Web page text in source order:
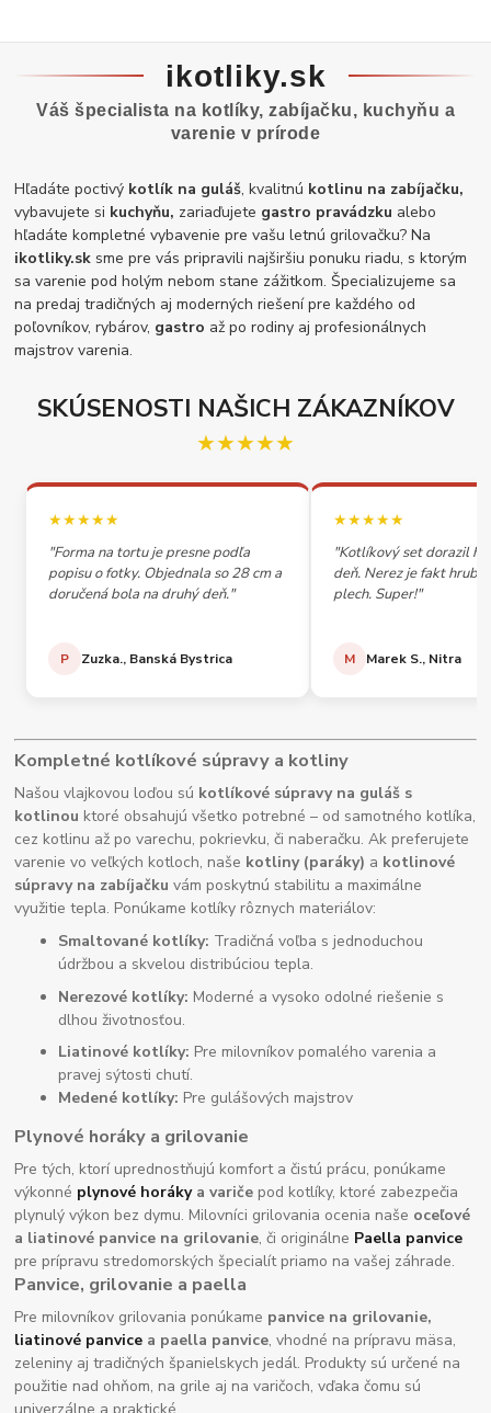
ikotliky.sk
Váš špecialista na kotlíky, zabíjačku, kuchyňu a
varenie v prírode
Hľadáte poctivý kotlík na guláš, kvalitnú kotlinu na zabíjačku,
vybavujete si kuchyňu, zariaďujete gastro pravádzku alebo
hľadáte kompletné vybavenie pre vašu letnú grilovačku? Na
ikotliky.sk sme pre vás pripravili najširšiu ponuku riadu, s ktorým
sa varenie pod holým nebom stane zážitkom. Špecializujeme sa
na predaj tradičných aj moderných riešení pre každého od
poľovníkov, rybárov, gastro až po rodiny aj profesionálnych
majstrov varenia.
SKÚSENOSTI NAŠICH ZÁKAZNÍKOV
★★★★★
★★★★★
"Forma na tortu je presne podľa
popisu o fotky. Objednala so 28 cm a
doručená bola na druhý deň."
P Zuzka., Banská Bystrica
★★★★★
"Kotlíkový set dorazil
deň. Nerez je fakt
plech. Super!"
M Marek S., Nitra
Kompletné kotlíkové súpravy a kotliny
Našou vlajkovou loďou sú kotlíkové súpravy na guláš s
kotlinou ktoré obsahujú všetko potrebné – od samotného kotlíka,
cez kotlinu až po varechu, pokrievku, či naberačku. Ak preferujete
varenie vo veľkých kotloch, naše kotliny (paráky) a kotlinové
súpravy na zabíjačku vám poskytnú stabilitu a maximálne
využitie tepla. Ponúkame kotlíky rôznych materiálov:
Smaltované kotlíky: Tradičná voľba s jednoduchou
údržbou a skvelou distribúciou tepla.
Nerezové kotlíky: Moderné a vysoko odolné riešenie s
dlhou životnosťou.
Liatinové kotlíky: Pre milovníkov pomalého varenia a
pravej sýtosti chutí.
Medené kotlíky: Pre gulášových majstrov
Plynové horáky a grilovanie
Pre tých, ktorí uprednostňujú komfort a čistú prácu, ponúkame
výkonné plynové horákya variče pod kotlíky, ktoré zabezpečia
plynulý výkon bez dymu. Milovníci grilovania ocenia naše oceľové
a liatinové panvice na grilovanie, či originálne Paella panvice
pre prípravu stredomorských špecialít priamo na vašej záhrade.
Panvice, grilovanie a paella
Pre milovníkov grilovania ponúkame panvice na grilovanie,
liatinové panvice a paella panvice, vhodné na prípravu mäsa,
zeleniny aj tradičných španielskych jedál. Produkty sú určené na
použitie nad ohňom, na grile aj na varičoch, vďaka čomu sú